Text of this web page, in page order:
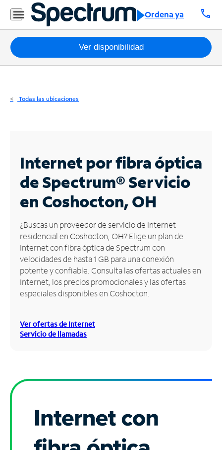
Ordena ya call
Residencial
Business
Paquetes
Internet
Business
Contáctanos
Inglés
Administrar
cuenta
Encuentra
una
tienda
Ver disponibilidad
Todas las ubicaciones
Internet por fibra óptica
de Spectrum®Servicio
en Coshocton, OH
¿Buscas un proveedor de servicio de Internet
residencial en Coshocton, OH? Elige un plan de
Internet con fibra óptica de Spectrum con
velocidades de hasta 1 GB para una conexión
potente y confiable. Consulta las ofertas actuales en
Internet, los precios promocionales y las ofertas
especiales disponibles en Coshocton.
Ver ofertas de Internet
Servicio de llamadas